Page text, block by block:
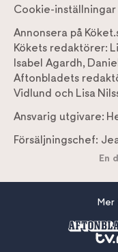
Cookie-inställningar
Annonsera på
Kökets redaktörer:
Isabel Agardh,
Aftonbladets
Vidlund och Lisa
Ansvarig utgivare:
Försäljningschef:
En
Mer